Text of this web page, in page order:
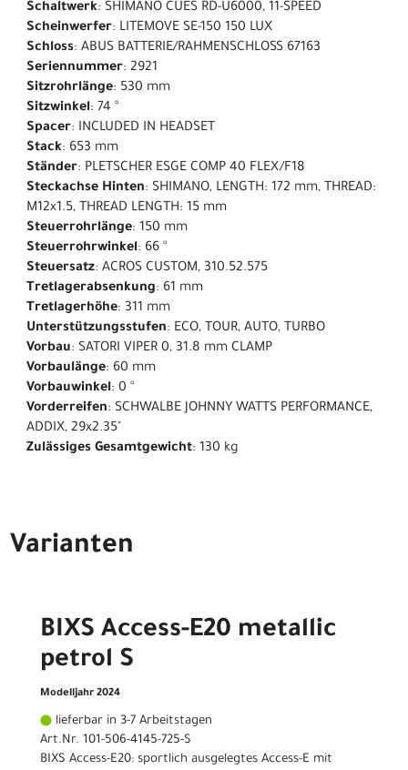
Schaltwerk: SHIMANO CUES RD-U6000, 11-SPEED
Scheinwerfer: LITEMOVE SE-150 150 LUX
Schloss: ABUS BATTERIE/RAHMENSCHLOSS 67163
Seriennummer: 2921
Sitzrohrlänge: 530 mm
Sitzwinkel: 74 °
Spacer: INCLUDED IN HEADSET
Stack: 653 mm
Ständer: PLETSCHER ESGE COMP 40 FLEX/F18
Steckachse Hinten: SHIMANO, LENGTH: 172 mm, THREAD:
M12x1.5, THREAD LENGTH: 15 mm
Steuerrohrlänge: 150 mm
Steuerrohrwinkel: 66 °
Steuersatz: ACROS CUSTOM, 310.52.575
Tretlagerabsenkung: 61 mm
Tretlagerhöhe: 311 mm
Unterstützungsstufen: ECO, TOUR, AUTO, TURBO
Vorbau: SATORI VIPER 0, 31.8 mm CLAMP
Vorbaulänge: 60 mm
Vorbauwinkel: 0 °
Vorderreifen: SCHWALBE JOHNNY WATTS PERFORMANCE,
ADDIX, 29x2.35"
Zulässiges Gesamtgewicht: 130 kg
Varianten
BIXS Access-E20 metallic
petrol S
Modelljahr 2024
lieferbar in 3-7 Arbeitstagen
Art.Nr. 101-506-4145-725-S
BIXS Access-E20: sportlich ausgelegtes Access-E mit